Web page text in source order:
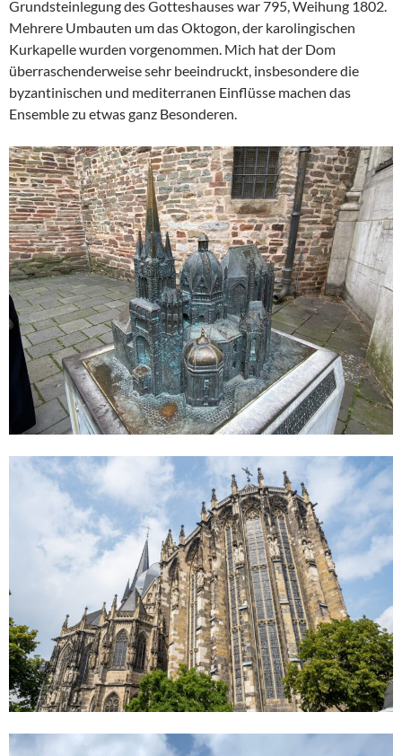
Grundsteinlegung des Gotteshauses war 795, Weihung 1802.
Mehrere Umbauten um das Oktogon, der karolingischen
Kurkapelle wurden vorgenommen. Mich hat der Dom
überraschenderweise sehr beeindruckt, insbesondere die
byzantinischen und mediterranen Einflüsse machen das
Ensemble zu etwas ganz Besonderen.